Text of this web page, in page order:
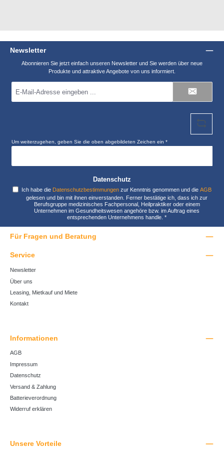
Newsletter
Abonnieren Sie jetzt einfach unseren Newsletter und Sie werden über neue
Produkte und attraktive Angebote von uns informiert.
Mail-
Um weiterzugehen, geben Sie die oben abgebildeten Zeichen ein*
Datenschutz
Ich habe die Datenschutzbestimmungen zur Kenntnis genommen und dieAGB
gelesen und bin mit ihnen einverstanden. Ferner bestätige ich, dass ich zur
Berufsgruppe medizinisches Fachpersonal, Heilpraktiker oder einem
Unternehmen im Gesundheitswesen angehöre bzw. im Auftrag eines
entsprechenden Unternehmens handle.*
Für Fragen und Beratung
Unsere Vorteile
Service
Newsletter
Über uns
Leasing, Mietkauf und Miete
Kontakt
Informationen
AGB
Impressum
Datenschutz
Versand & Zahlung
Batterieverordnung
Widerruf erklären